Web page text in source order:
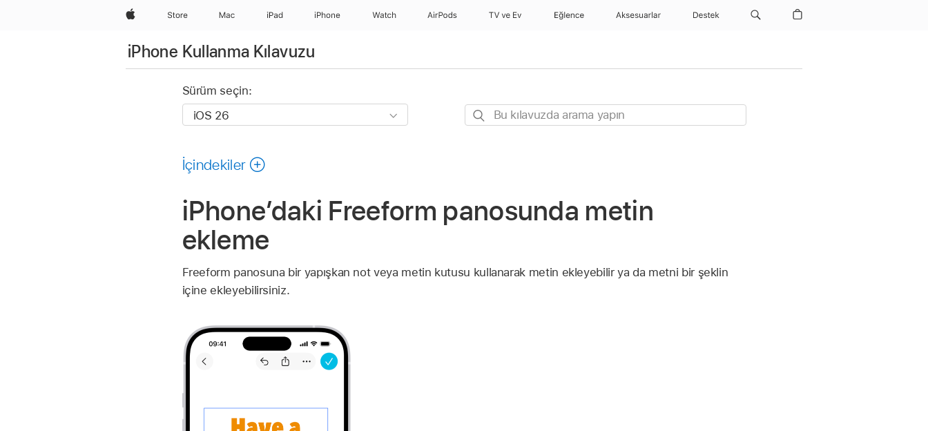
wzlhp Store Mac iPad iPhone Watch AirPods TV ve Ev Eğlence Aksesuarlar Destek
iPhone Kullanma Kılavuzu
Sürüm seçin:
Bu
İçindekiler
iPhone’daki Freeform panosunda metin
ekleme
Freeform panosuna bir yapışkan not veya metin kutusu kullanarak metin ekleyebilir ya da metni bir şeklin
içine ekleyebilirsiniz.